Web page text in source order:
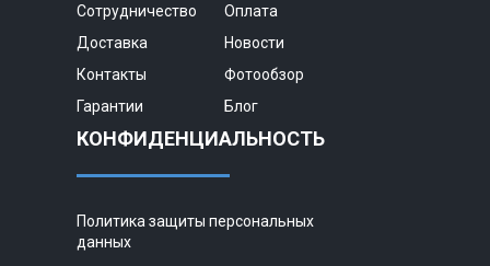
Сотрудничество
Оплата
Доставка
Новости
Контакты
Фотообзор
Гарантии
Блог
КОНФИДЕНЦИАЛЬНОСТЬ
Политика защиты персональных
данных